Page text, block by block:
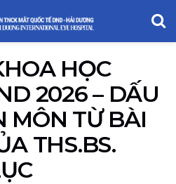
HỌC
2026 – DẤU
MÔN TỪ BÀI
THS.BS.